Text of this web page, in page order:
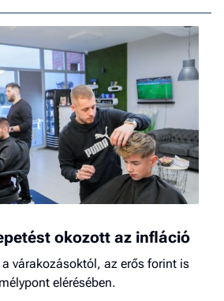
okozott az infláció
várakozásoktól, az erős forint is
elérésében.